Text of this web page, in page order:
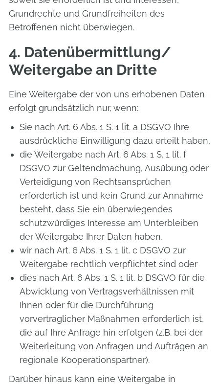
Grundrechte und Grundfreiheiten des
Betroffenen nicht überwiegen.
4. Datenübermittlung/
Weitergabe an Dritte
Eine Weitergabe der von uns erhobenen Daten
erfolgt grundsätzlich nur, wenn:
Sie nach Art. 6 Abs. 1 S. 1 lit. a DSGVO Ihre
ausdrückliche Einwilligung dazu erteilt haben,
die Weitergabe nach Art. 6 Abs. 1 S. 1 lit. f
DSGVO zur Geltendmachung, Ausübung oder
Verteidigung von Rechtsansprüchen
erforderlich ist und kein Grund zur Annahme
besteht, dass Sie ein überwiegendes
schutzwürdiges Interesse am Unterbleiben
der Weitergabe Ihrer Daten haben,
wir nach Art. 6 Abs. 1 S. 1 lit. c DSGVO zur
Weitergabe rechtlich verpflichtet sind oder
dies nach Art. 6 Abs. 1 S. 1 lit. b DSGVO für die
Abwicklung von Vertragsverhältnissen mit
Ihnen oder für die Durchführung
vorvertraglicher Maßnahmen erforderlich ist,
die auf Ihre Anfrage hin erfolgen (z.B. bei der
Weiterleitung von Anfragen und Aufträgen an
regionale Kooperationspartner).
Darüber hinaus kann eine Weitergabe in